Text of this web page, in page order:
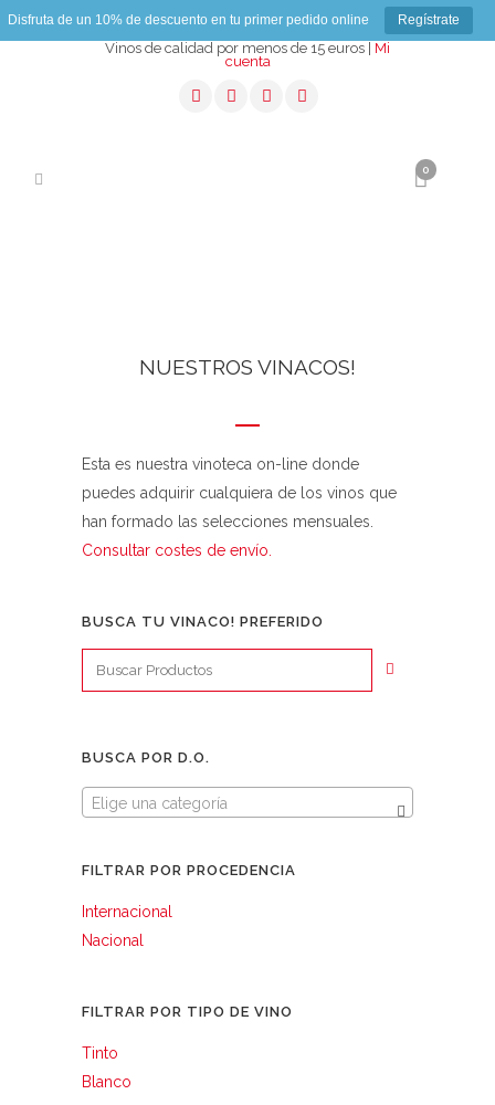
Disfruta de un 10% de descuento en tu primer pedido online Regístrate
Vinos de calidad por menos de 15 euros | Mi
cuenta
0
NUESTROS VINACOS!
Esta es nuestra vinoteca on-line donde
puedes adquirir cualquiera de los vinos que
han formado las selecciones mensuales.
Consultar costes de envío.
BUSCA TU VINACO! PREFERIDO
BUSCA POR D.O.
Elige una categoría
FILTRAR POR PROCEDENCIA
Internacional
Nacional
FILTRAR POR TIPO DE VINO
Tinto
Blanco